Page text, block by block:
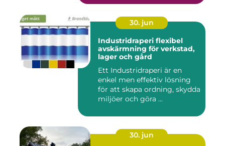
30. jun
Industridraperi flexibel
avskärmning för verkstad,
lager och gård
Ett Industridraperi är en
enkel men effektiv lösning
för att skapa ordning, skydda
miljöer och göra ...
30. jun